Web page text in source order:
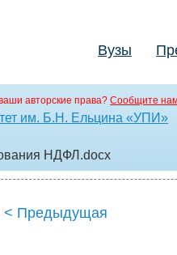
Вузы
авторские права? Сообщите
им. Б.Н. Ельцина «УПИ»
НДФЛ .docx
< Предыдущая